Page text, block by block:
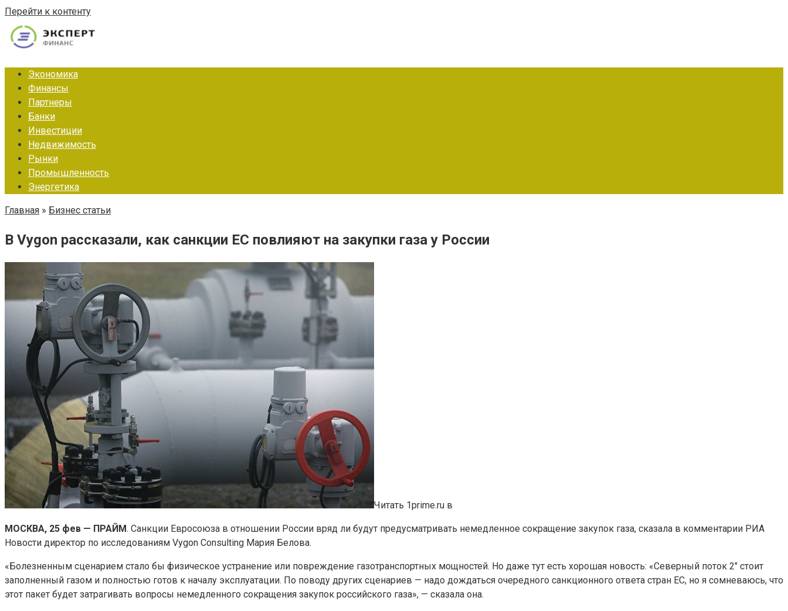
Перейти к контенту
Экономика
Финансы
Партнеры
Банки
Инвестиции
Недвижимость
Рынки
Промышленность
Энергетика
Главная » Бизнес статьи
В Vygon рассказали, как санкции ЕС повлияют на закупки газа у России
Читать 1prime.ru в
МОСКВА, 25 фев — ПРАЙМ. Санкции Евросоюза в отношении России вряд ли будут предусматривать немедленное сокращение закупок газа, сказала в комментарии РИА
Новости директор по исследованиям Vygon Consulting Мария Белова.
«Болезненным сценарием стало бы физическое устранение или повреждение газотранспортных мощностей. Но даже тут есть хорошая новость: «Северный поток 2″ стоит
заполненный газом и полностью готов к началу эксплуатации. По поводу других сценариев — надо дождаться очередного санкционного ответа стран ЕС, но я сомневаюсь, что
этот пакет будет затрагивать вопросы немедленного сокращения закупок российского газа», — сказала она.